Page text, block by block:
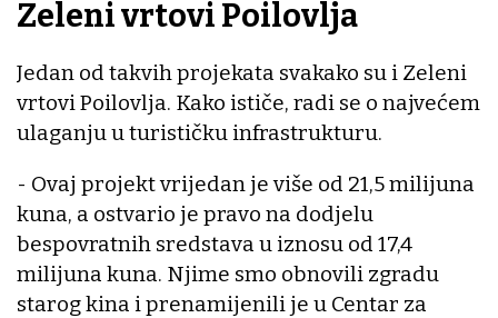
Zeleni vrtovi Poilovlja
Jedan od takvih projekata svakako su i Zeleni
vrtovi Poilovlja. Kako ističe, radi se o najvećem
ulaganju u turističku infrastrukturu.
- Ovaj projekt vrijedan je više od 21,5 milijuna
kuna, a ostvario je pravo na dodjelu
bespovratnih sredstava u iznosu od 17,4
milijuna kuna. Njime smo obnovili zgradu
starog kina i prenamijenili je u Centar za